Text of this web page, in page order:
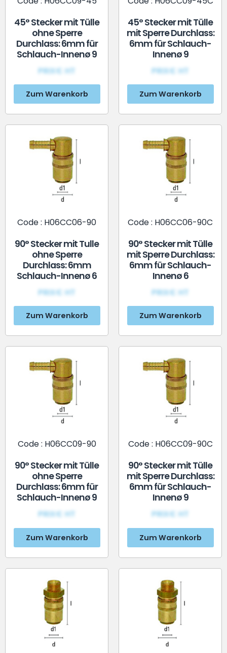
45° Stecker mit Tülle
ohne Sperre
Durchlass: 6mm für
Schlauch-Innenø 9
PRIX€ HT
Zum Warenkorb
45° Stecker mit Tülle
mit Sperre Durchlass:
6mm für Schlauch-
Innenø 9
PRIX€ HT
Zum Warenkorb
Code : H06CC06-90
90° Stecker mit Tulle
ohne Sperre
Durchlass: 6mm
Schlauch-Innenø 6
PRIX€ HT
Zum Warenkorb
Code : H06CC06-90C
90° Stecker mit Tülle
mit Sperre Durchlass:
6mm für Schlauch-
Innenø 6
PRIX€ HT
Zum Warenkorb
Code : H06CC09-90
90° Stecker mit Tülle
ohne Sperre
Durchlass: 6mm für
Schlauch-Innenø 9
PRIX€ HT
Zum Warenkorb
Code : H06CC09-90C
90° Stecker mit Tülle
mit Sperre Durchlass:
6mm für Schlauch-
Innenø 9
PRIX€ HT
Zum Warenkorb